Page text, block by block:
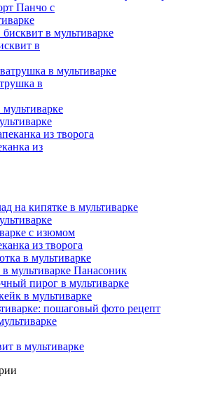
Панчо с
в
в
из
на кипятке в мультиварке
с изюмом
из творога
в мультиварке
в мультиварке Панасоник
пирог в мультиварке
в мультиварке
пошаговый фото рецепт
в мультиварке